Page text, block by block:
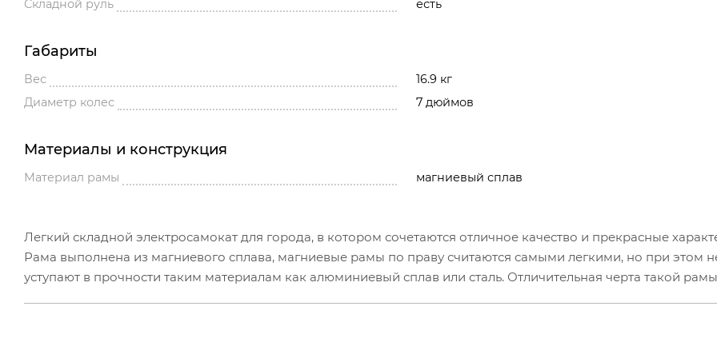
Складной руль
есть
Габариты
Вес
16.9 кг
Диаметр колес
7 дюймов
Материалы и конструкция
Материал рамы магниевый сплав
Легкий складной электросамокат для города, в котором сочетаются отличное качество и прекрасные
Рама выполнена из магниевого сплава, магниевые рамы по праву считаются самыми легкими, но при этом
уступают в прочности таким материалам как алюминиевый сплав или сталь. Отличительная черта такой